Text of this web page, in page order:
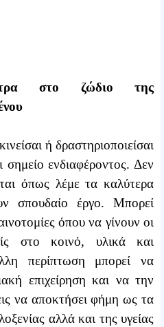
στο ζώδιο της
ή δραστηριοποιείσαι
σημείο ενδιαφέροντος. Δεν
όπως λέμε τα καλύτερα
σπουδαίο έργο. Μπορεί
όπου να γίνουν οι
στο κοινό, υλικά και
περίπτωση μπορεί να
επιχείρηση και να την
να αποκτήσει φήμη ως τα
αλλά και της υγείας